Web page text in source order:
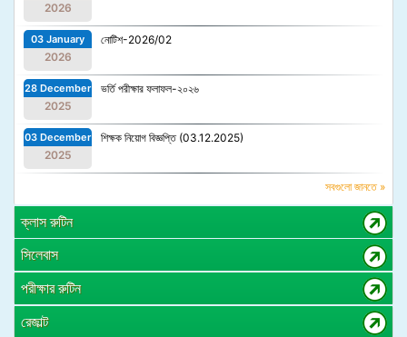
2026
03 January
2026
নোটিশ-2026/02
28 December
2025
ভর্তি পরীক্ষার ফলাফল-২০২৬
03 December
2025
শিক্ষক নিয়োগ বিজ্ঞপ্তি (03.12.2025)
সবগুলো জানতে »
ক্লাস রুটিন
সিলেবাস
পরীক্ষার রুটিন
রেজাল্ট